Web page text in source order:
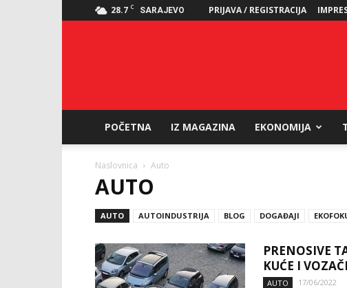
28.7 C SARAJEVO PRIJAVA / REGISTRACIJA
POČETNA IZ MAGAZINA EKONOMIJA
Naslovnica Auto
AUTO
AUTO AUTOINDUSTRIJA BLOG DOGAĐAJI
PRENOSIVE
KUĆE I
AUTO 17/06/2022